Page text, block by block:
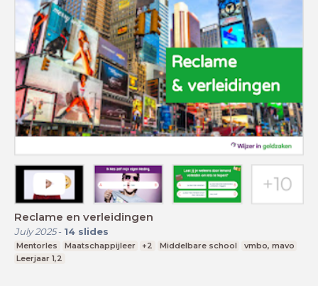
Reclame en verleidingen
July 2025- 14 slides
Mentorles Maatschappijleer +2 Middelbare school
vmbo, mavo
Leerjaar 1,2